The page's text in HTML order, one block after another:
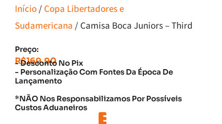
Início / Copa Libertadores e
Sudamericana / Camisa Boca Juniors – Third
Preço:
R$169.90
- Desconto No Pix
- Personalização Com Fontes Da Época De
Lançamento
*NÃO Nos Responsabilizamos Por Possíveis
Custos Aduaneiros